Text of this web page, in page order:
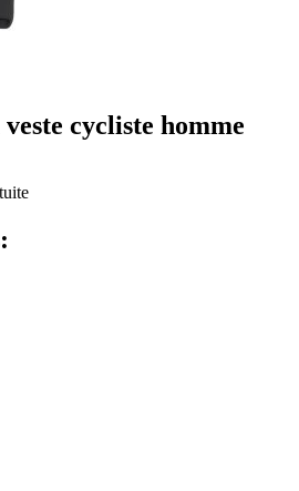
cycliste homme